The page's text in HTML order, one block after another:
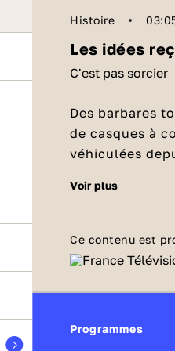
Histoire
Les idées
C'est pas sorcier
Des barbares
de casques à
véhiculées
Qui étaient
étaient un
munis d'ailes
l’uniforme des
mais bel et
Bien sûr il y a
idées fausses.
voir plus
Ce contenu est
Programmes